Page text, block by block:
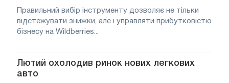
Правильний вибір інструменту дозволяє не тільки
відстежувати знижки, але і управляти прибутковістю
бізнесу на Wildberries...
Лютий охолодив ринок нових легкових
авто